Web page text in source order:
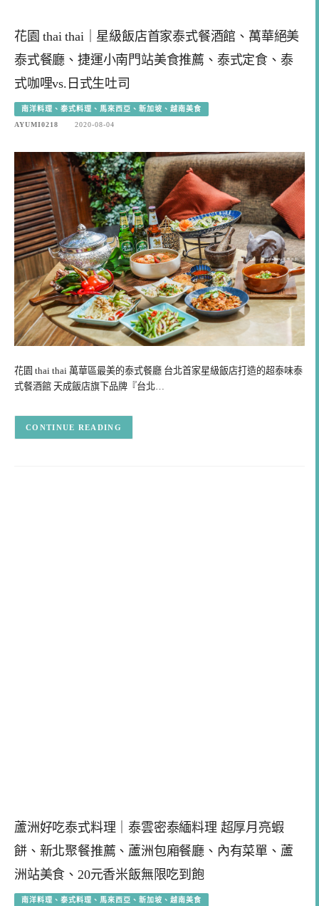
花園 thai thai｜星級飯店首家泰式餐酒館、萬華絕美
泰式餐廳、捷運小南門站美食推薦、泰式定食、泰
式咖哩vs.日式生吐司
南洋料理、泰式料理、馬來西亞、新加坡、越南美食
AYUMI0218
2020-08-04
花園 thai thai 萬華區最美的泰式餐廳 台北首家星級飯店打造的超泰味泰
式餐酒館 天成飯店旗下品牌『台北…
CONTINUE READING
蘆洲好吃泰式料理｜泰雲密泰緬料理 超厚月亮蝦
餅、新北聚餐推薦、蘆洲包廂餐廳、內有菜單、蘆
洲站美食、20元香米飯無限吃到飽
南洋料理、泰式料理、馬來西亞、新加坡、越南美食